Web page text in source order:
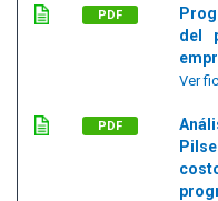
PDF
del
Ver
PDF